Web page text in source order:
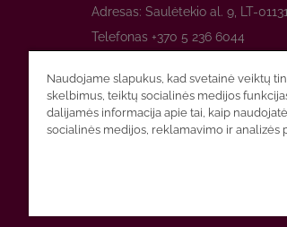
Adresas: Saulėtekio al. 9, LT-
Telefonas +370 5 236 6044
El. paštasprekyba@leidykla.vu.lt
www.zurnalai.vu.lt
Naudojame slapukus, kad svetainė veiktų
skelbimus, teiktų socialinės medijos
dalijamės informacija apie tai, kaip
socialinės medijos, reklamavimo ir analizės